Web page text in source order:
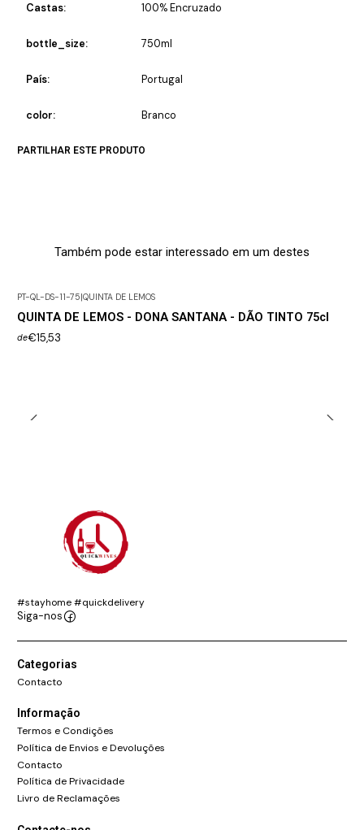
Castas: 100% Encruzado
bottle_size: 750ml
País: Portugal
color: Branco
PARTILHAR ESTE PRODUTO
Também pode estar interessado em um destes
PT-QL-DS-11-75 QUINTA DE LEMOS
QUINTA DE LEMOS - DONA SANTANA - DÃO TINTO 75cl
de€15,53
#stayhome #quickdelivery
Siga-nos
Categorias
Contacto
Informação
Termos e Condições
Política de Envios e Devoluções
Contacto
Política de Privacidade
Livro de Reclamações